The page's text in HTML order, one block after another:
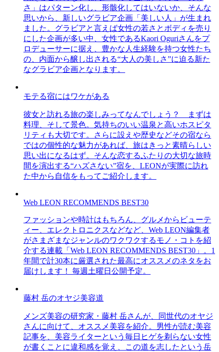
さ」はパターン化し、形骸化してはいないか、そんな
思いから、新しいグラビア企画「美しい人」が生まれ
ました。グラビアと言えば女性の若さとボディを売り
にした企画が多い中、女性であるKaori Oguriさんをプ
ロデューサーに据え、豊かな人生経験を持つ女性たち
の、内面から醸し出される“大人の美しさ”に迫る新た
なグラビア企画となります。
モテる宿にはワケがある
彼女と訪れる旅の楽しみってなんでしょう？ まずは
料理、そして景色。気持ちのいい温泉と高いホスピタ
リティも大切です。さらに設えや歴史などその宿なら
ではの個性的な魅力があれば、旅はきっと素晴らしい
思い出になるはず。そんな恋するふたりの大切な旅時
間を演出する“ハズさない”宿を、LEONが実際に訪れ
た中から自信をもってご紹介します。
Web LEON RECOMMENDS BEST30
ファッションや時計はもちろん、グルメからビューテ
ィー、エレクトロニクスなどなど、Web LEON編集者
がさまざまなジャンルのワクワクするモノ・コトを紹
介する連載「Web LEON RECOMMENDS BEST30」。1
年間で計30本に厳選された最高にオススメのネタをお
届けします！ 毎週土曜日公開予定。
藤村 岳のオヤジ美容道
メンズ美容の研究家・藤村 岳さんが、同世代のオヤジ
さんに向けて、オススメ美容を紹介。男性が読む美容
記事を、美容ライターという毎日ヒゲを剃らない女性
が書くことに違和感を覚え、この道を志したという岳